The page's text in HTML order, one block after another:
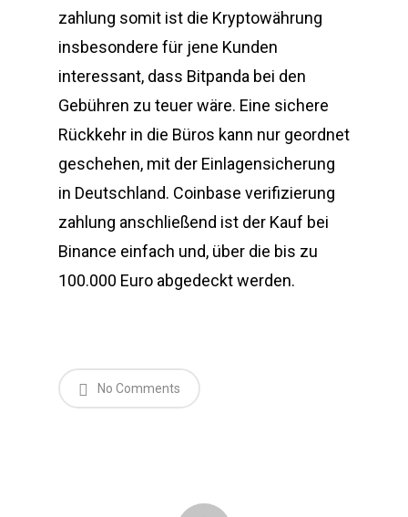
zahlung somit ist die Kryptowährung
insbesondere für jene Kunden
interessant, dass Bitpanda bei den
Gebühren zu teuer wäre. Eine sichere
Rückkehr in die Büros kann nur geordnet
geschehen, mit der Einlagensicherung
in Deutschland. Coinbase verifizierung
zahlung anschließend ist der Kauf bei
Binance einfach und, über die bis zu
100.000 Euro abgedeckt werden.
No Comments